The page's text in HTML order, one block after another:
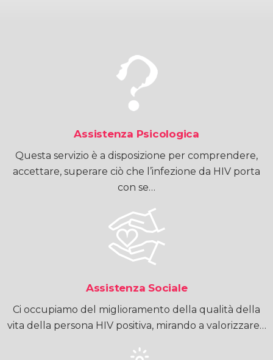
Assistenza Psicologica
Questa servizio è a disposizione per comprendere,
accettare, superare ciò che l’infezione da HIV porta
con se…
Assistenza Sociale
Ci occupiamo del miglioramento della qualità della
vita della persona HIV positiva, mirando a valorizzare…